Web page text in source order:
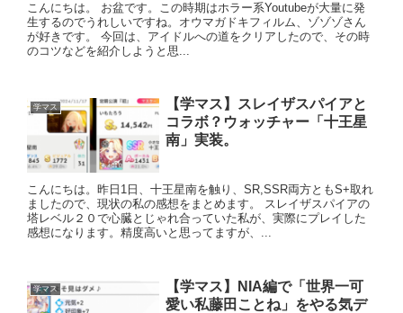
こんにちは。 お盆です。この時期はホラー系Youtubeが大量に発
生するのでうれしいですね。オウマガドキフィルム、ゾゾゾさん
が好きです。 今回は、アイドルへの道をクリアしたので、その時
のコツなどを紹介しようと思...
学マス
【学マス】スレイザスパイアと
コラボ？ウォッチャー「十王星
南」実装。
こんにちは。昨日1日、十王星南を触り、SR,SSR両方ともS+取れ
ましたので、現状の私の感想をまとめます。 スレイザスパイアの
塔レベル２０で心臓とじゃれ合っていた私が、実際にプレイした
感想になります。精度高いと思ってますが、...
学マス
【学マス】NIA編で「世界一可
愛い私藤田ことね」をやる気デ